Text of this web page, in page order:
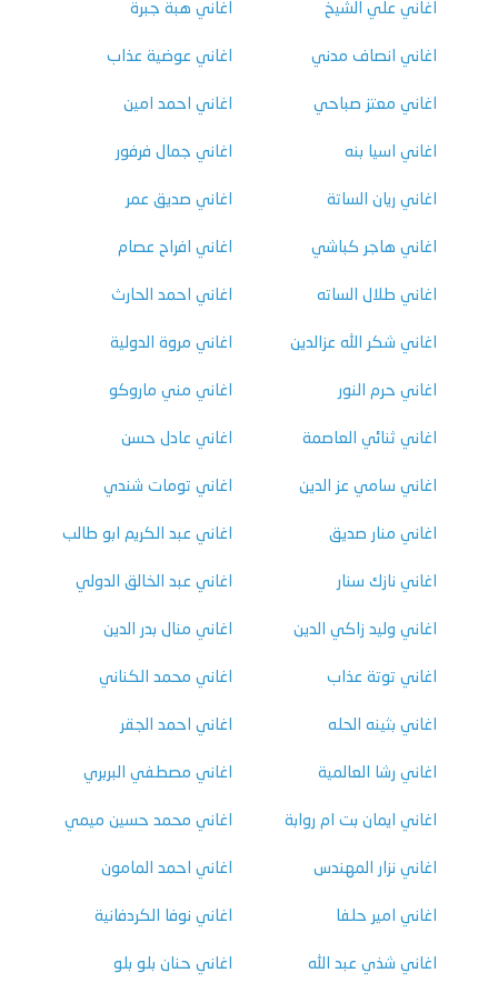
اغاني علي الشيخ اغاني هبة جبرة
اغاني انصاف مدني اغاني عوضية عذاب
اغاني معتز صباحي اغاني احمد امين
اغاني اسيا بنه اغاني جمال فرفور
اغاني ريان الساتة اغاني صديق عمر
اغاني هاجر كباشي اغاني افراح عصام
اغاني طلال الساته اغاني احمد الحارث
اغاني شكر الله عزالدين اغاني مروة الدولية
اغاني حرم النور اغاني مني ماروكو
اغاني ثنائي العاصمة اغاني عادل حسن
اغاني سامي عز الدين اغاني تومات شندي
اغاني منار صديق اغاني عبد الكريم ابو طالب
اغاني نازك سنار اغاني عبد الخالق الدولي
اغاني وليد زاكي الدين اغاني منال بدر الدين
اغاني توتة عذاب اغاني محمد الكناني
اغاني بثينه الحله اغاني احمد الجقر
اغاني رشا العالمية اغاني مصطفي البربري
اغاني ايمان بت ام روابة اغاني محمد حسين ميمي
اغاني نزار المهندس اغاني احمد المامون
اغاني امير حلفا اغاني نوفا الكردفانية
اغاني شذي عبد الله اغاني حنان بلو بلو